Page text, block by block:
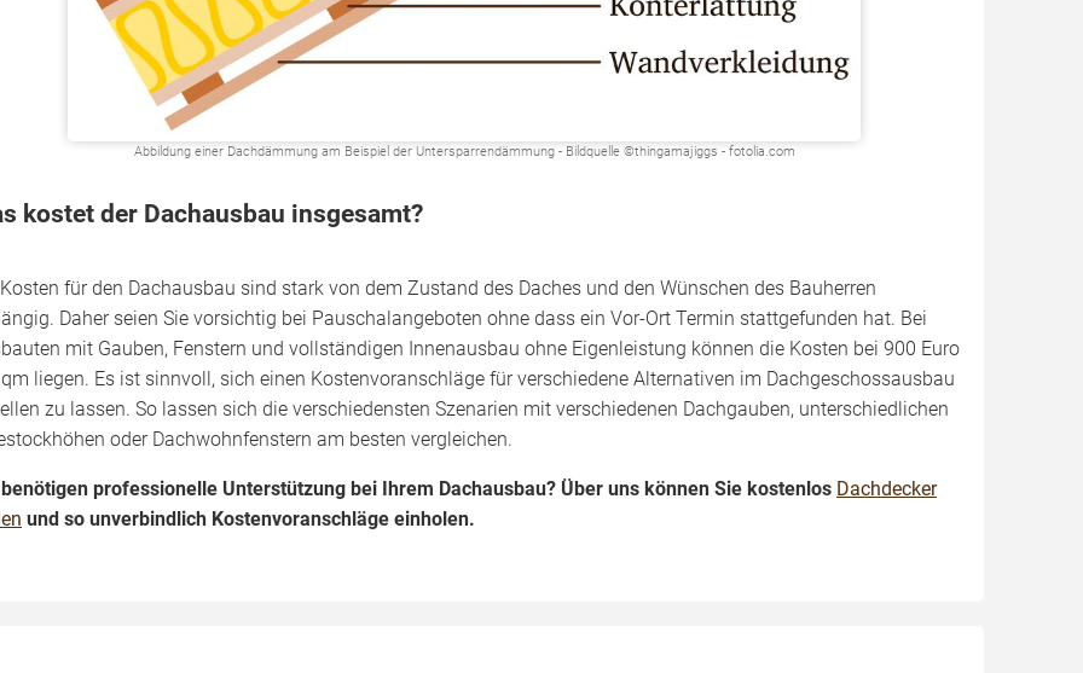
Abbildung einer Dachdämmung am Beispiel der Untersparrendämmung - Bildquelle ©thingamajiggs - fotolia.com
kostet der Dachausbau insgesamt?
für den Dachausbau sind stark von dem Zustand des Daches und den Wünschen des Bauherren
Daher seien Sie vorsichtig bei Pauschalangeboten ohne dass ein Vor-Ort Termin stattgefunden hat. Bei
mit Gauben, Fenstern und vollständigen Innenausbau ohne Eigenleistung können die Kosten bei 900 Euro
liegen. Es ist sinnvoll, sich einen Kostenvoranschläge für verschiedene Alternativen im Dachgeschossausbau
zu lassen. So lassen sich die verschiedensten Szenarien mit verschiedenen Dachgauben, unterschiedlichen
oder Dachwohnfenstern am besten vergleichen.
professionelle Unterstützung bei Ihrem Dachausbau? Über uns können Sie kostenlos Dachdecker
und so unverbindlich Kostenvoranschläge einholen.